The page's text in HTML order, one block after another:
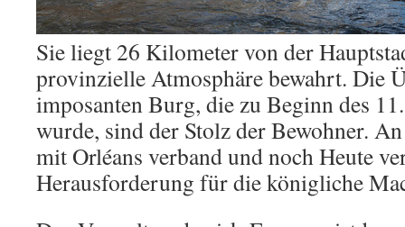
Sie liegt 26 Kilometer von der
provinzielle Atmosphäre bewahrt. Die
imposanten Burg, die zu Beginn des
wurde, sind der Stolz der Bewohner.
mit Orléans verband und noch Heute
Herausforderung für die königliche